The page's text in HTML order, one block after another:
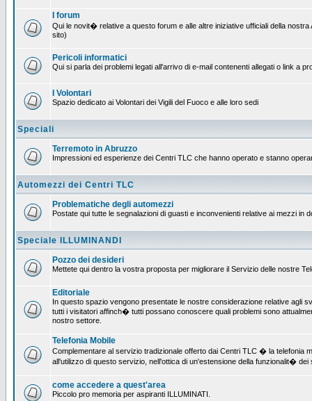
I forum
Qui le novit� relative a questo forum e alle altre iniziative ufficiali della
sito)
Pericoli informatici
Qui si parla dei problemi legati all'arrivo di e-mail contenenti allegati o link a
I Volontari
Spazio dedicato ai Volontari dei Vigili del Fuoco e alle loro sedi
Speciali
Terremoto in Abruzzo
Impressioni ed esperienze dei Centri TLC che hanno operato e stanno
Automezzi dei Centri TLC
Problematiche degli automezzi
Postate qui tutte le segnalazioni di guasti e inconvenienti relative ai mezzi in
Speciale ILLUMINANDI
Pozzo dei desideri
Mettete qui dentro la vostra proposta per migliorare il Servizio delle nostre
Editoriale
In questo spazio vengono presentate le nostre considerazione relative agli
tutti i visitatori affinch� tutti possano conoscere quali problemi sono
nostro settore.
Telefonia Mobile
Complementare al servizio tradizionale offerto dai Centri TLC � la telefonia
all'utilizzo di questo servizio, nell'ottica di un'estensione della funzionalit�
come accedere a quest'area
Piccolo pro memoria per aspiranti ILLUMINATI.